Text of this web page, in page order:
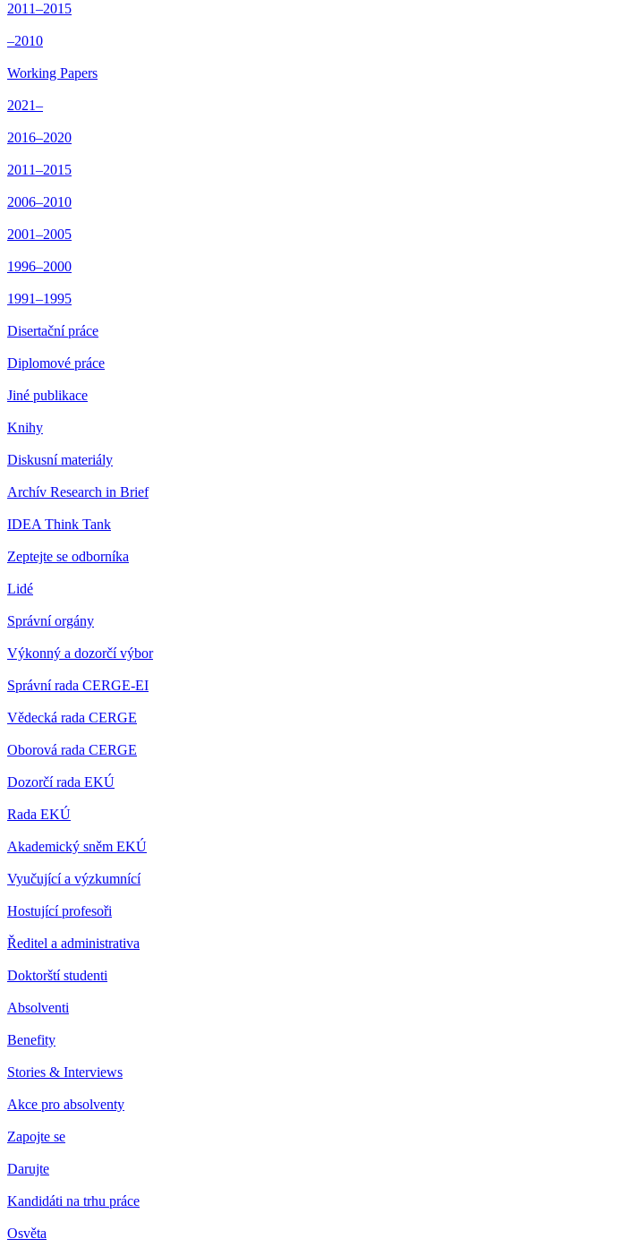
2011–2015
–2010
Working Papers
2021–
2016–2020
2011–2015
2006–2010
2001–2005
1996–2000
1991–1995
Disertační práce
Diplomové práce
Jiné publikace
Knihy
Diskusní materiály
Archív Research in Brief
IDEA Think Tank
Zeptejte se odborníka
Lidé
Správní orgány
Výkonný a dozorčí výbor
Správní rada CERGE-EI
Vědecká rada CERGE
Oborová rada CERGE
Dozorčí rada EKÚ
Rada EKÚ
Akademický sněm EKÚ
Vyučující a výzkumnící
Hostující profesoři
Ředitel a administrativa
Doktorští studenti
Absolventi
Benefity
Stories & Interviews
Akce pro absolventy
Zapojte se
Darujte
Kandidáti na trhu práce
Osvěta